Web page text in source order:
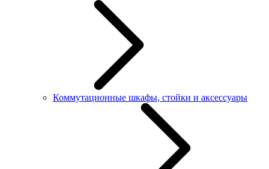
Коммутационные шкафы, стойки и аксессуары